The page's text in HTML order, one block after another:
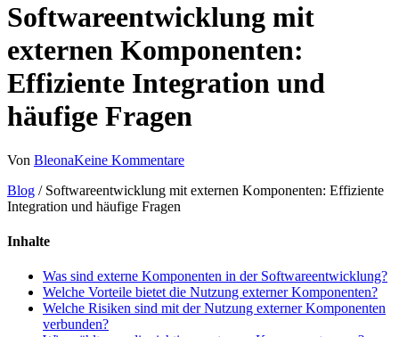
Softwareentwicklung mit
externen Komponenten:
Effiziente Integration und
häufige Fragen
Von BleonaKeine Kommentare
Blog / Softwareentwicklung mit externen Komponenten: Effiziente
Integration und häufige Fragen
Inhalte
Was sind externe Komponenten in der Softwareentwicklung?
Welche Vorteile bietet die Nutzung externer Komponenten?
Welche Risiken sind mit der Nutzung externer Komponenten
verbunden?